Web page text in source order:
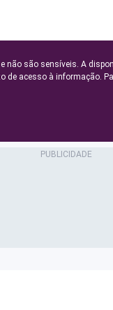
não são sensíveis. A
de acesso à informação.